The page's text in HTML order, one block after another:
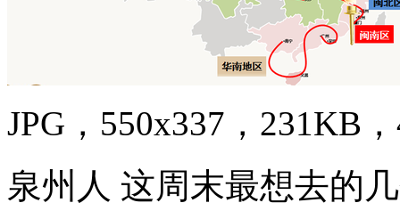
JPG，550x337，231KB
泉州人 这周末最想去的